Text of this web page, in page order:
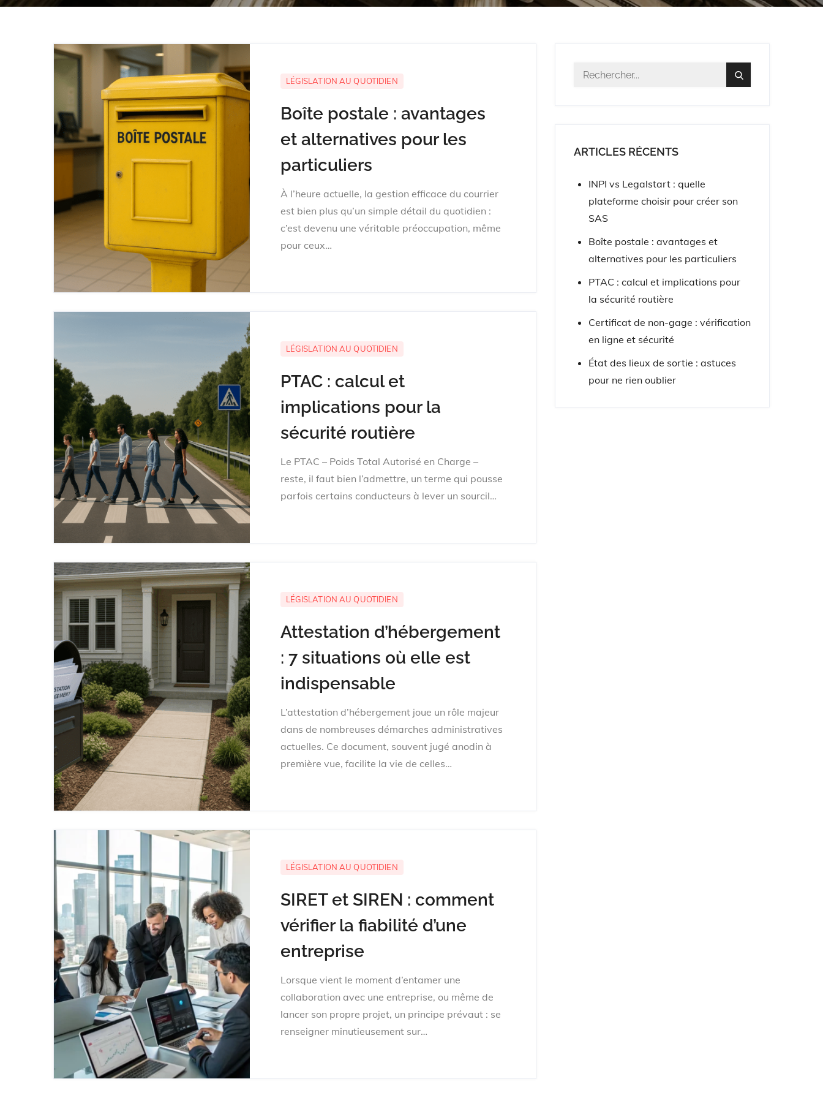
LÉGISLATION AU QUOTIDIEN
Boîte postale : avantages
et alternatives pour les
particuliers
À l’heure actuelle, la gestion efficace du courrier
est bien plus qu’un simple détail du quotidien :
c’est devenu une véritable préoccupation, même
pour ceux…
LÉGISLATION AU QUOTIDIEN
PTAC : calcul et
implications pour la
sécurité routière
Le PTAC – Poids Total Autorisé en Charge –
reste, il faut bien l’admettre, un terme qui pousse
parfois certains conducteurs à lever un sourcil…
LÉGISLATION AU QUOTIDIEN
Attestation d’hébergement
: 7 situations où elle est
indispensable
L’attestation d’hébergement joue un rôle majeur
dans de nombreuses démarches administratives
actuelles. Ce document, souvent jugé anodin à
première vue, facilite la vie de celles…
LÉGISLATION AU QUOTIDIEN
SIRET et SIREN : comment
vérifier la fiabilité d’une
entreprise
Lorsque vient le moment d’entamer une
collaboration avec une entreprise, ou même de
lancer son propre projet, un principe prévaut : se
renseigner minutieusement sur…
Résultat
Search
ARTICLES RÉCENTS
INPI vs Legalstart : quelle
plateforme choisir pour créer son
SAS
Boîte postale : avantages et
alternatives pour les particuliers
PTAC : calcul et implications pour
la sécurité routière
Certificat de non-gage : vérification
en ligne et sécurité
État des lieux de sortie : astuces
pour ne rien oublier